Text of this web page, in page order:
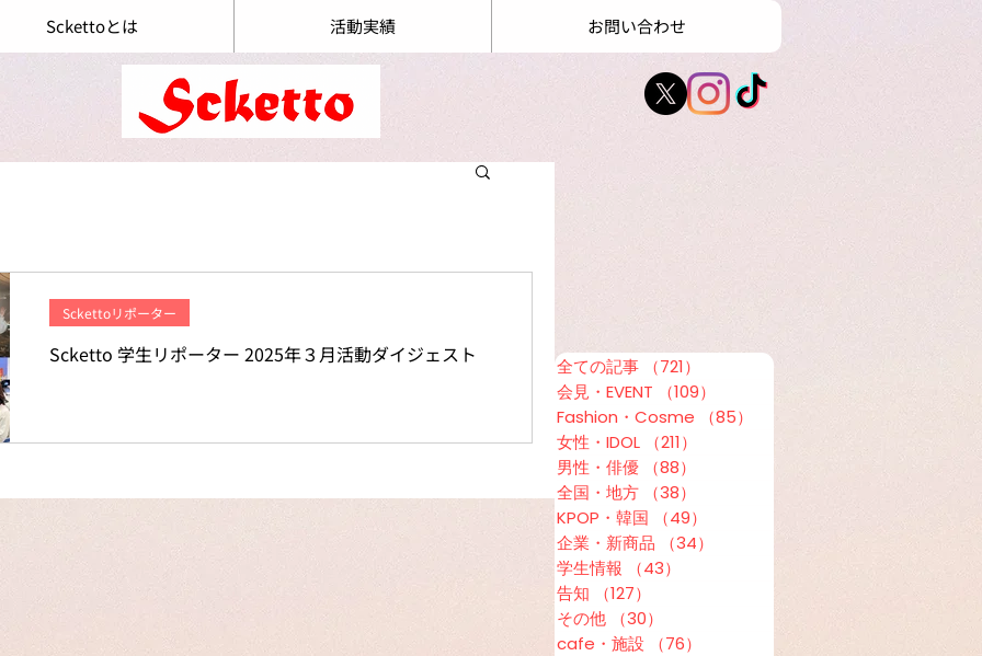
Sckettoとは 活動実績 お問い合わせ
Scketto 学生リポーター 2025年３月活動ダイジェスト
Sckettoリポーター
全ての記事 （721）
721件の記事
会見・EVENT
（109）
Fashion・Cosme
（85）
女性・IDOL
（211）
男性・俳優
（88）
全国・地方
（38）
KPOP・韓国
（49）
企業・新商品
（34）
学生情報
（43）
告知
（127）
その他
（30）
cafe・施設
（76）